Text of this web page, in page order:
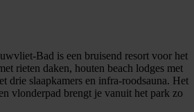
Bad is een bruisend resort voor het
rieten daken, houten beach lodges met
drie slaapkamers en infra-roodsauna. Het
vlonderpad brengt je vanuit het park zo